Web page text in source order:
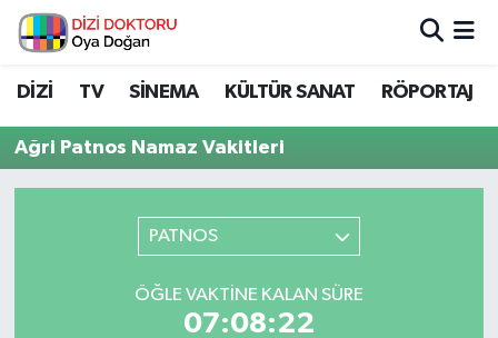
DİZİ TV SİNEMA KÜLTÜR SANAT RÖPORTAJ
Ağri Patnos Namaz Vakitleri
PATNOS
ÖĞLE VAKTINE KALAN SÜRE
07:08:22
İstanbul Nöbetçi Eczaneler
İstanbul Hava Durumu
İstanbul Trafik Yoğunluk Haritası
Süper Lig Puan Durumu ve Fikstür